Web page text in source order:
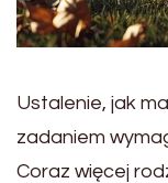
Ustalenie, jak
zadaniem
Coraz więcej